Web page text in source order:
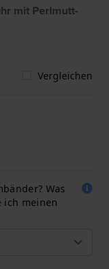
mit Perlmutt-
Vergleichen
Was
ich meinen